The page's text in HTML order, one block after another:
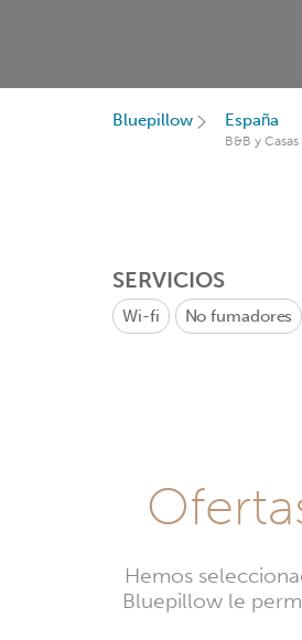
Bluepillow España
B&B y
SERVICIOS
Wi-fi No fumadores
Hemos
Bluepillow le